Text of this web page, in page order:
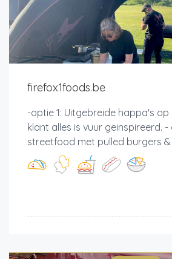
firefox1foods.be
-optie 1: Uitgebreide happa's
klant alles is vuur geinspireerd. -
streetfood met pulled burgers